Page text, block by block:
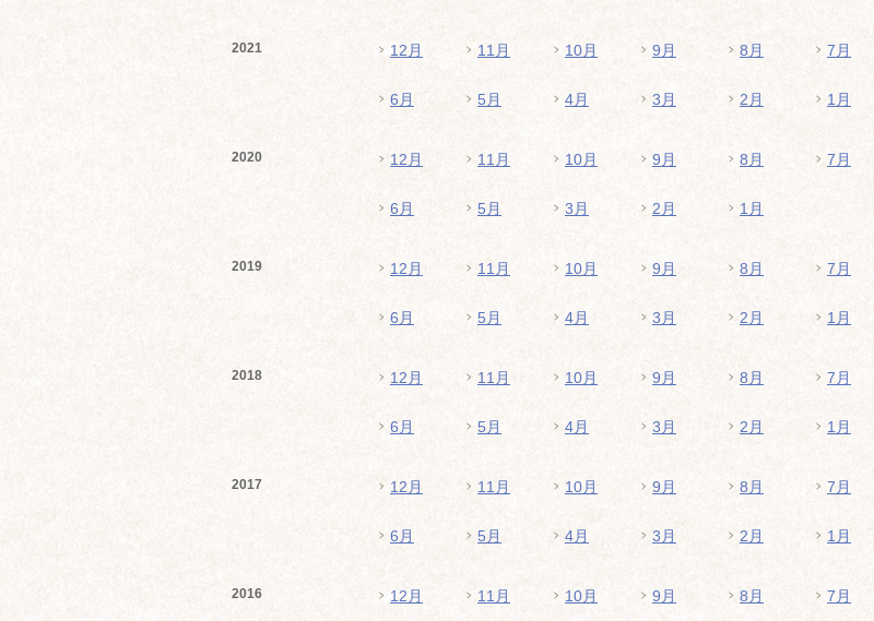
2021 12月 11月 10月 9月 8月 7月
6月 5月 4月 3月 2月 1月
2020 12月 11月 10月 9月 8月 7月
6月 5月 3月 2月 1月
2019 12月 11月 10月 9月 8月 7月
6月 5月 4月 3月 2月 1月
2018 12月 11月 10月 9月 8月 7月
6月 5月 4月 3月 2月 1月
2017 12月 11月 10月 9月 8月 7月
6月 5月 4月 3月 2月 1月
2016 12月 11月 10月 9月 8月 7月